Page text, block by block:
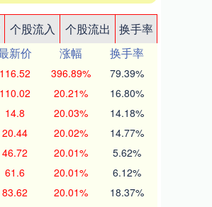
个股流入 个股流出
换手率
新价 涨幅
换手率
116.52 396.89% 79.39%
110.02 20.21% 16.80%
14.8 20.03% 14.18%
20.44 20.02% 14.77%
46.72 20.01% 5.62%
61.6 20.01% 6.12%
83.62 20.01% 18.37%